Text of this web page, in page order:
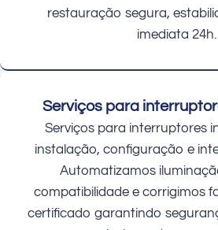
restauração segura,
imediata 24h.
Serviços para
Serviços para interruptores
instalação, configuração e
Automatizamos
compatibilidade e corrigimos
certificado garantindo